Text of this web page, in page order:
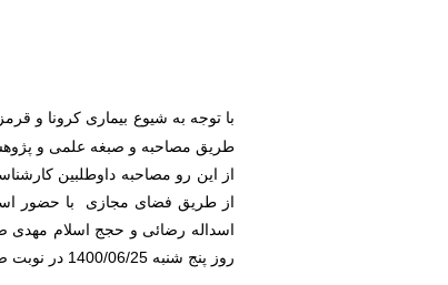
با توجه به شیوع بیماری کرونا و
طریق مصاحبه و صبغه علمی و
از این رو مصاحبه داوطلبین
از طریق فضای مجازی با حضور
روز پنج شنبه 1400/06/25 در نوبت صبح برگزار گردید.